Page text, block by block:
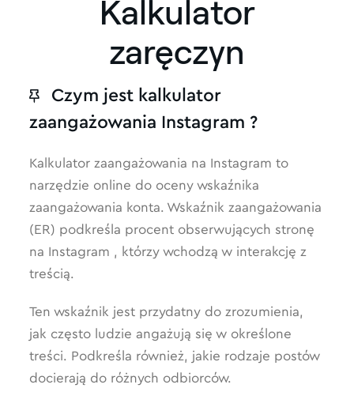
Kalkulator
zaręczyn
Czym jest kalkulator
zaangażowania Instagram ?
Kalkulator zaangażowania na Instagram to
narzędzie online do oceny wskaźnika
zaangażowania konta. Wskaźnik zaangażowania
(ER) podkreśla procent obserwujących stronę
na Instagram , którzy wchodzą w interakcję z
treścią.
Ten wskaźnik jest przydatny do zrozumienia,
jak często ludzie angażują się w określone
treści. Podkreśla również, jakie rodzaje postów
docierają do różnych odbiorców.